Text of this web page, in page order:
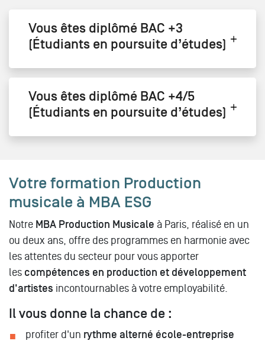
Vous êtes diplômé BAC +3
(Étudiants en poursuite d’études)
Vous êtes diplômé BAC +4/5
(Étudiants en poursuite d’études)
Votre formation Production
musicale à MBA ESG
Notre MBA Production Musicale à Paris, réalisé en un
ou deux ans, offre des programmes en harmonie avec
les attentes du secteur pour vous apporter
les compétences en production et développement
d'artistes incontournables à votre employabilité.
Il vous donne la chance de :
profiter d'un rythme alterné école-entreprise